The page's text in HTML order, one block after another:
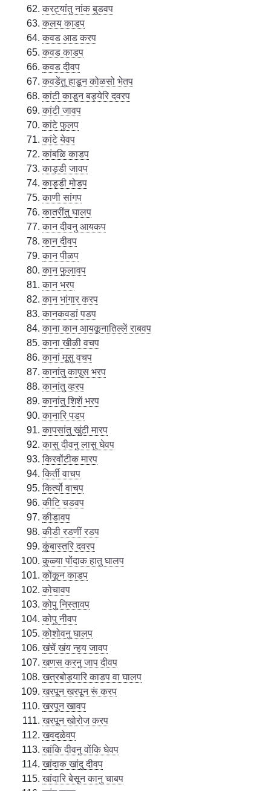
करट्यांतु नांक बुडवप
कलय काडप
कवड आड करप
कवड काडप
कवड दीवप
कवडेंतु हाडून कोळसो भेतप
कांटी काडून बड्येरि दवरप
कांटी जावप
कांटे फुलप
कांटे येवप
कांबळि काडप
काड्डी जावप
काड्डी मोडप
काणी सांगप
कातरींतु घालप
कान दीवनु आयकप
कान दीवप
कान पीळप
कान फुलावप
कान भरप
कान भांगार करप
कानकवडां पडप
काना कान आयकूनातिल्लें राबवप
काना खीळी वचप
कानां मूसु वचप
कानांतु कापूस भरप
कानांतु व्हरप
कानांतु शिशें भरप
कानारि पडप
कापसांतु खुंटी मारप
कासु दीवनु लासु घेवप
किरवोंटीक मारप
किर्ती वाचप
किर्त्यो वाचप
कीटि चडवप
कीडावप
कीडी रडणीं रडप
कुंबास्तरि दवरप
कुळ्या पोंदाक हातु घालप
कोंकून काडप
कोचावप
कोपु निस्तावप
कोपु नीवप
कोशोवनु घालप
खंचें खंय न्हय जावप
खणस करनु जाप दीवप
खत्रबोड्यारि काडप वा घालप
खरपून खरपून रूं करप
खरपून खावप
खरपून खोरोज करप
खवदळेवप
खांकि दीवनु वोंकि घेवप
खांदाक खांदु दीवप
खांदारि बेसून कानु चाबप